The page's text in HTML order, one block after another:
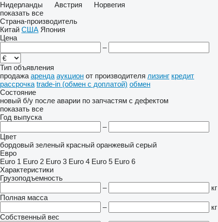
Нидерланды
Австрия
Норвегия
показать все
Страна-производитель
Китай США Япония
Цена
–
Тип объявления
продажа аренда аукцион от производителя лизинг кредит
рассрочка trade-in (обмен с доплатой) обмен
Состояние
новый б/у после аварии по запчастям с дефектом
показать все
Год выпуска
–
Цвет
бордовый зеленый красный оранжевый серый
Евро
Euro 1 Euro 2 Euro 3 Euro 4 Euro 5 Euro 6
Характеристики
Грузоподъемность
–
кг
Полная масса
–
кг
Собственный вес